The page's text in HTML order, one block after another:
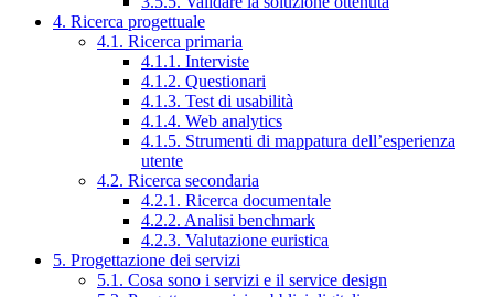
4. Ricerca progettuale
4.1. Ricerca primaria
4.1.1. Interviste
4.1.2. Questionari
4.1.3. Test di usabilità
4.1.4. Web analytics
4.1.5. Strumenti di mappatura dell’esperienza
utente
4.2. Ricerca secondaria
4.2.1. Ricerca documentale
4.2.2. Analisi benchmark
4.2.3. Valutazione euristica
5. Progettazione dei servizi
5.1. Cosa sono i servizi e il service design